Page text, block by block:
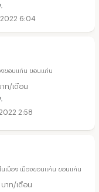
6:04
งขอนแก่น ขอนแก่น
าท/เดือน
2:58
นเมือง เมืองขอนแก่น ขอนแก่น
บาท/เดือน